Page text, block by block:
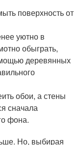
поверхность от
уютно в
обыграть,
деревянных
обои, а стены
сначала
фона.
Но, выбирая